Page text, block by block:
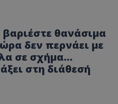
θανάσιμα
δεν περνάει με
σε σχήμα…
στη διάθεσή